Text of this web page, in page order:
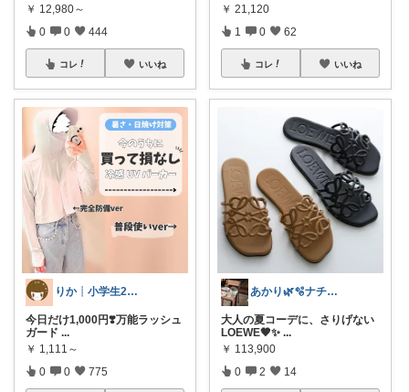
￥ 12,980～
0 0 444
コレ いいね
りか┊小学生2人4人家族2LDK暮らし
今日だけ1,000円❣️万能ラッシュ
ガード ...
￥ 1,111～
0 0 775
￥ 21,120
1 0 62
コレ いいね
あかり🌿🫧ナチュラル雑貨が好き
大人の夏コーデに、さりげない
LOEWE🤎✨ ...
￥ 113,900
0 2 14